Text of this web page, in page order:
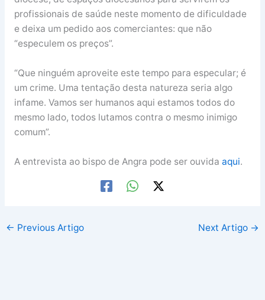
profissionais de saúde neste momento de dificuldade
e deixa um pedido aos comerciantes: que não
“especulem os preços”.
“Que ninguém aproveite este tempo para especular; é
um crime. Uma tentação desta natureza seria algo
infame. Vamos ser humanos aqui estamos todos do
mesmo lado, todos lutamos contra o mesmo inimigo
comum”.
A entrevista ao bispo de Angra pode ser ouvida aqui.
← Previous Artigo Next Artigo →